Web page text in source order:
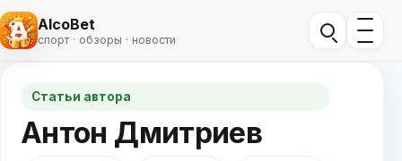
AlcoBet
спорт · обзоры · новости
Статьи автора
Антон Дмитриев